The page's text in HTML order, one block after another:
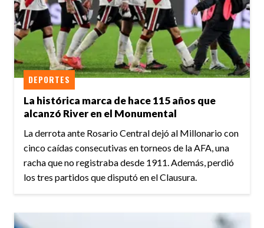
La histórica marca de hace 115 años que
alcanzó River en el Monumental
DEPORTES
La derrota ante Rosario Central dejó al Millonario con
cinco caídas consecutivas en torneos de la AFA, una
racha que no registraba desde 1911. Además, perdió
los tres partidos que disputó en el Clausura.